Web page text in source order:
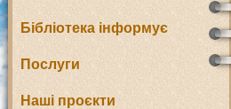
Бібліотека інформує
Послуги
Наші проєкти